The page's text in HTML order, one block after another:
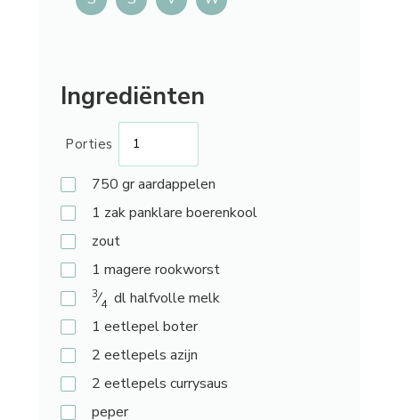
Ingrediënten
Porties
750 gr aardappelen
1 zak panklare boerenkool
zout
1 magere rookworst
3⁄4 dl halfvolle melk
1 eetlepel boter
2 eetlepels azijn
2 eetlepels currysaus
peper